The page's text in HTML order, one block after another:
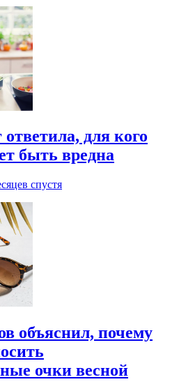
для кого
быть вредна
спустя
объяснил, почему
очки весной